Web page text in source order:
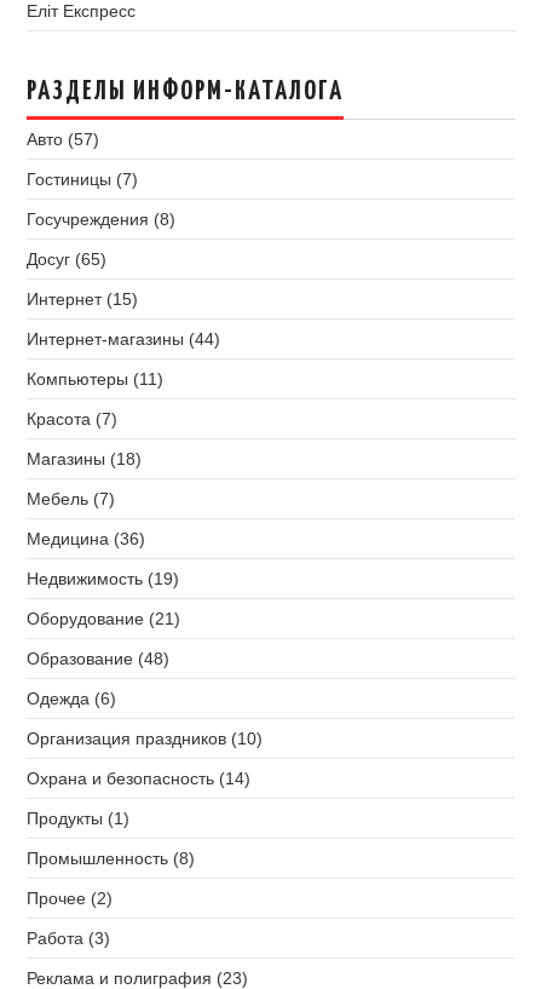
Еліт Експресс
РАЗДЕЛЫ ИНФОРМ-КАТАЛОГА
Авто (57)
Гостиницы (7)
Госучреждения (8)
Досуг (65)
Интернет (15)
Интернет-магазины (44)
Компьютеры (11)
Красота (7)
Магазины (18)
Мебель (7)
Медицина (36)
Недвижимость (19)
Оборудование (21)
Образование (48)
Одежда (6)
Организация праздников (10)
Охрана и безопасность (14)
Продукты (1)
Промышленность (8)
Прочее (2)
Работа (3)
Реклама и полиграфия (23)